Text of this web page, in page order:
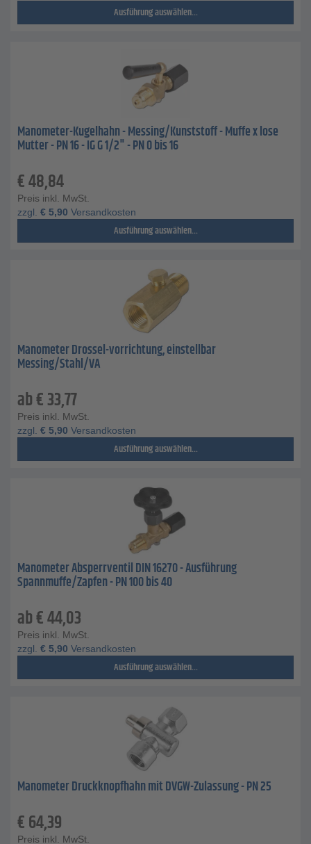
Ausführung auswählen...
Manometer-Kugelhahn - Messing/Kunststoff - Muffe x lose
Mutter - PN 16 - IG G 1/2" - PN 0 bis 16
€48,84
Preis inkl. MwSt.
zzgl. € 5,90 Versandkosten
Ausführung auswählen...
Manometer Drossel-vorrichtung, einstellbar
Messing/Stahl/VA
ab€33,77
Preis inkl. MwSt.
zzgl. € 5,90 Versandkosten
Ausführung auswählen...
Manometer Absperrventil DIN 16270 - Ausführung
Spannmuffe/Zapfen - PN 100 bis 40
ab€44,03
Preis inkl. MwSt.
zzgl. € 5,90 Versandkosten
Ausführung auswählen...
Manometer Druckknopfhahn mit DVGW-Zulassung - PN 25
€64,39
Preis inkl. MwSt.